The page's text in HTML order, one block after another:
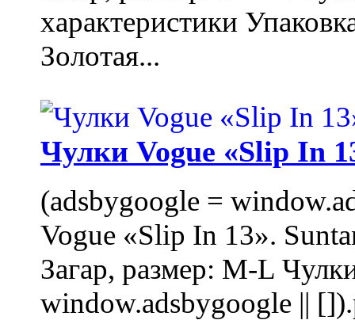
характеристики
Золотая...
Чулки Vogue «Slip In
(adsbygoogle =
Vogue «Slip In 13».
Загар, размер: M-L
window.adsbygoogle ||